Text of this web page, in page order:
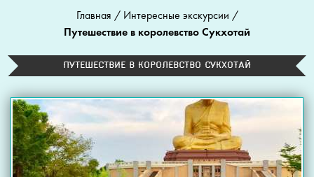
Главная / Интересные экскурсии /
Путешествие в королевство Сукхотай
Путешествие в королевство Сукхотай